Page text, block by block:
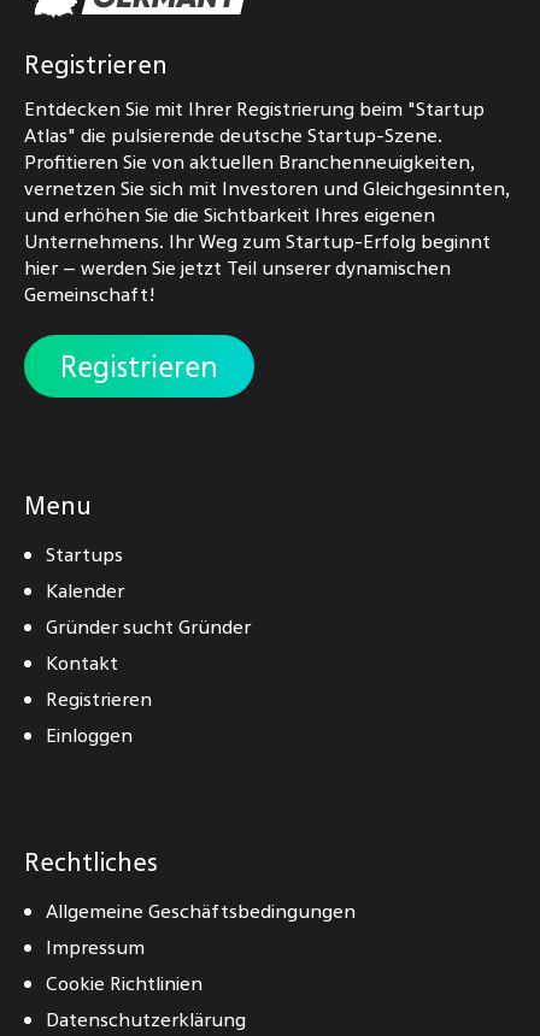
Registrieren
Entdecken Sie mit Ihrer Registrierung beim "Startup
Atlas" die pulsierende deutsche Startup-Szene.
Profitieren Sie von aktuellen Branchenneuigkeiten,
vernetzen Sie sich mit Investoren und Gleichgesinnten,
und erhöhen Sie die Sichtbarkeit Ihres eigenen
Unternehmens. Ihr Weg zum Startup-Erfolg beginnt
hier – werden Sie jetzt Teil unserer dynamischen
Gemeinschaft!
Registrieren
Menu
Startups
Kalender
Gründer sucht Gründer
Kontakt
Registrieren
Einloggen
Rechtliches
Allgemeine Geschäftsbedingungen
Impressum
Cookie Richtlinien
Datenschutzerklärung